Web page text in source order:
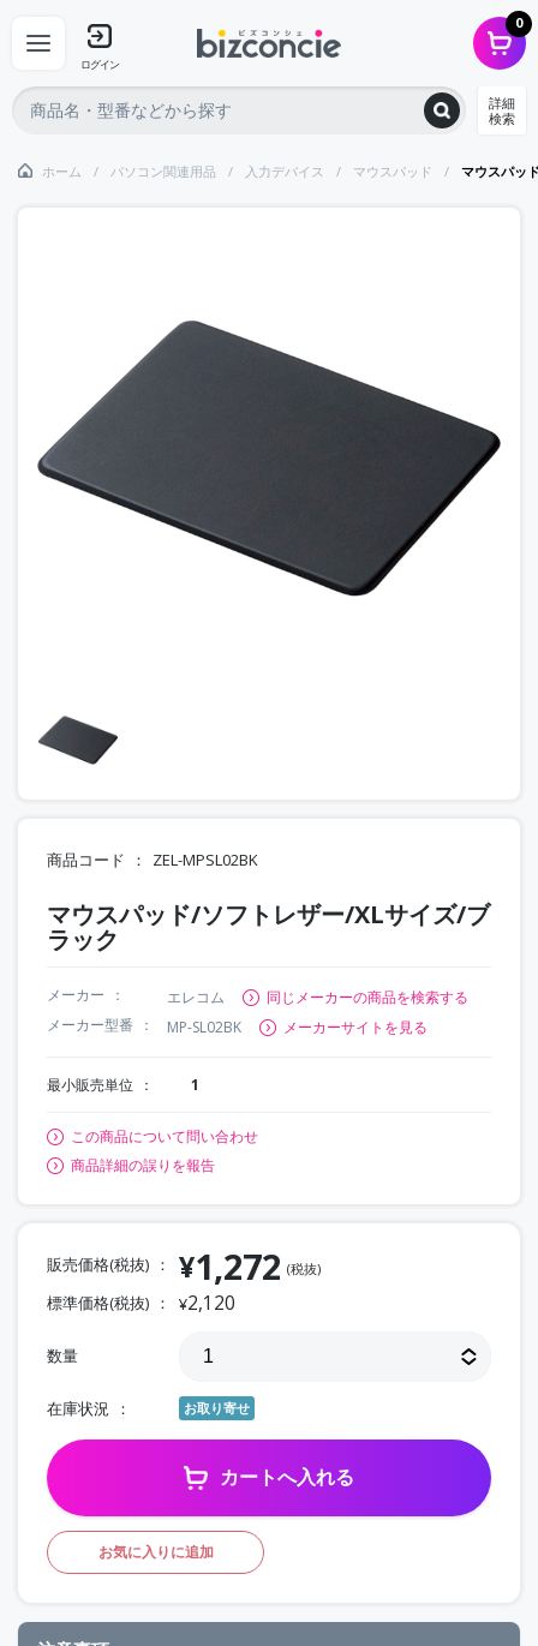
ログイン
0
詳細
検索
ホーム パソコン関連用品 入力デバイス マウスパッド マウスパッ
商品コード ZEL-MPSL02BK
マウスパッド/ソフトレザー/XLサイズ/ブ
ラック
メーカー エレコム
同じメーカーの商品を検索する
メーカー型番
MP-SL02BK メーカーサイトを見る
最小販売単位 1
この商品について問い合わせ
商品詳細の誤りを報告
販売価格(税抜) ¥1,272 (税抜)
標準価格(税抜) ¥2,120
数量
在庫状況 お取り寄せ
カートへ入れる
お気に入りに追加